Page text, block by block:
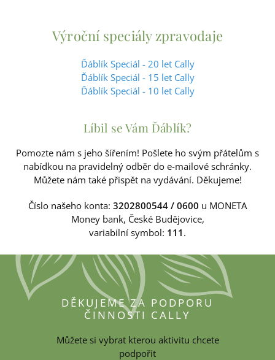
Výroční speciály zpravodaje
Ďáblík Speciál - 20 let Cally
Ďáblík Speciál - 15 let Cally
Ďáblík Speciál - 10 let Cally
Líbil se Vám Ďáblík?
Pomozte nám s jeho šířením! Pošlete ho svým přátelům s
nabídkou na pravidelný odběr do e-mailové schránky.
Můžete nám také přispět na vydávání. Děkujeme!
Číslo našeho konta: 3202800544 / 0600 u MONETA
Money bank, České Budějovice,
variabilní symbol: 111 .
DĚKUJEME ZA PODPORU
ČINNOSTI CALLY
Můžete si vybrat kterou aktivitu chcete
podpořit